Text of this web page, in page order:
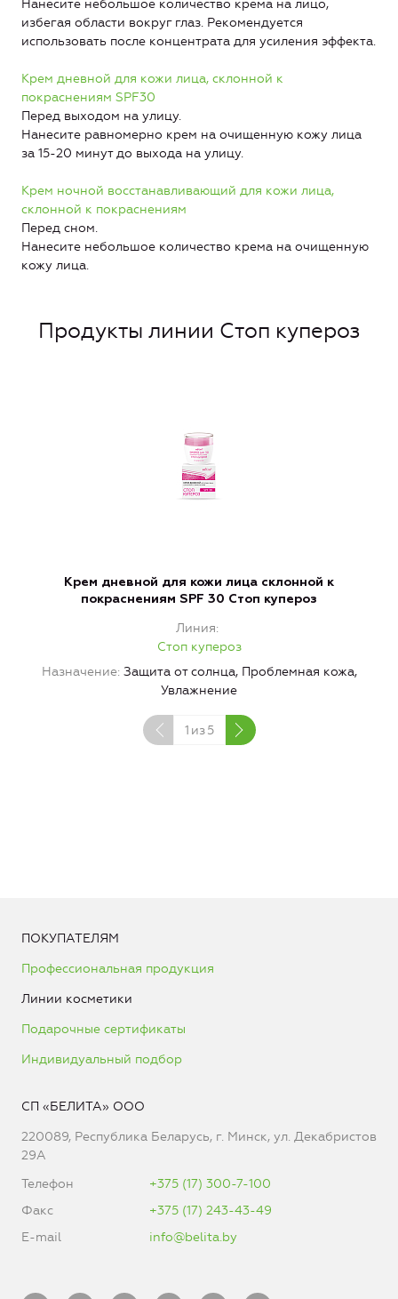
Нанесите небольшое количество крема на лицо,
избегая области вокруг глаз. Рекомендуется
использовать после концентрата для усиления эффекта.
Крем дневной для кожи лица, склонной к
покраснениям SPF30
Перед выходом на улицу.
Нанесите равномерно крем на очищенную кожу лица
за 15-20 минут до выхода на улицу.
Крем ночной восстанавливающий для кожи лица,
склонной к покраснениям
Перед сном.
Нанесите небольшое количество крема на очищенную
кожу лица.
Продукты линии Стоп купероз
Крем дневной для кожи лица склонной к
покраснениям SPF 30 Стоп купероз
Линия
Стоп купероз
Назначение Защита от солнца, Проблемная кожа,
Увлажнение
1 из 5
ПОКУПАТЕЛЯМ
Профессиональная продукция
Линии косметики
Подарочные сертификаты
Индивидуальный подбор
СП «БЕЛИТА» ООО
220089, Республика Беларусь, г. Минск, ул. Декабристов
29А
Телефон
+375 (17) 300-7-100
Факс
+375 (17) 243-43-49
E-mail
info@belita.by